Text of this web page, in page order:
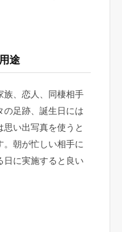
途
族、恋人、同棲相手
の足跡、誕生日には
い出写真を使うと
。朝が忙しい相手に
日に実施すると良い